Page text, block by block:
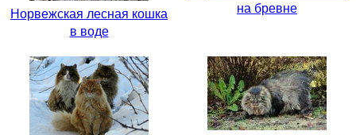
Норвежская лесная кошка
в воде
на бревне